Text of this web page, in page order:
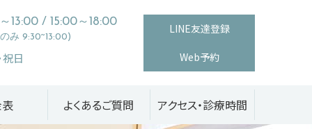
13:00 / 15:00～18:00
み 9:30~13:00)
祝日
LINE友達登録
Web予約
よくあるご質問 アクセス・診療時間